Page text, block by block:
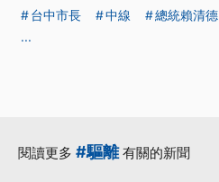
台中市長
中線 總統賴清德
...
閱讀更多 #驅離有關的新聞